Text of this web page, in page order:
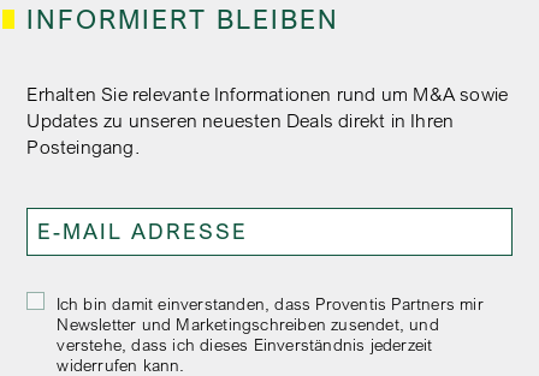
INFORMIERT BLEIBEN
Erhalten Sie relevante Informationen rund um M&A sowie
Updates zu unseren neuesten Deals direkt in Ihren
Posteingang.
Ich bin damit einverstanden, dass Proventis Partners mir
Newsletter und Marketingschreiben zusendet, und
verstehe, dass ich dieses Einverständnis jederzeit
widerrufen kann.